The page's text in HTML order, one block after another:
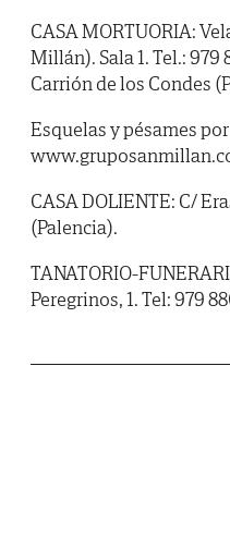
CASA MORTUORIA:
Millán). Sala 1. Tel.: 979
Carrión de los Condes
Esquelas y pésames
CASA DOLIENTE: C/
(Palencia).
TANATORIO-
Peregrinos, 1. Tel: 979